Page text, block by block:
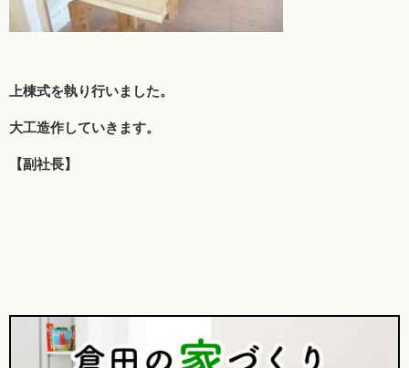
上棟式を執り行いました。
大工造作していきます。
【副社長】